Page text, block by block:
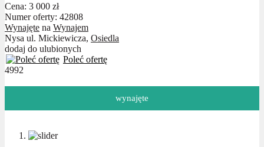
Cena: 3 000 zł
Numer oferty: 42808
Wynajęte na Wynajem
Nysa ul. Mickiewicza, Osiedla
dodaj do ulubionych
Poleć ofertę
4992
wynajęte